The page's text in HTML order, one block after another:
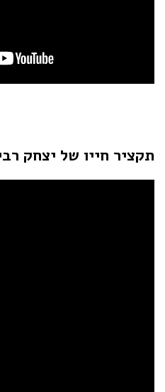
תקציר חייו של יצחק רבין